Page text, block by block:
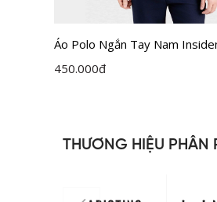
Áo Polo Ngắn Tay Nam
Regular IPS215AH0
450.000đ
THƯƠNG HIỆU PHÂN